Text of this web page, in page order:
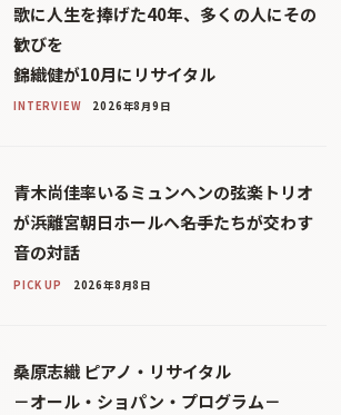
歌に人生を捧げた40年、多くの人にその
歓びを
錦織健が10月にリサイタル
INTERVIEW 2026年8月9日
青木尚佳率いるミュンヘンの弦楽トリオ
が浜離宮朝日ホールへ――名手たちが交わす
音の対話
PICK UP 2026年8月8日
桑原志織 ピアノ・リサイタル
－オール・ショパン・プログラム－